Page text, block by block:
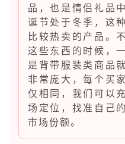
品，也是情侣礼品
诞节处于冬季，这
比较热卖的产品。
这些东西的时候，
是背带服装类商品
非常庞大，每个买
仅相同，我们可以
场定位，找准自己
市场份额。